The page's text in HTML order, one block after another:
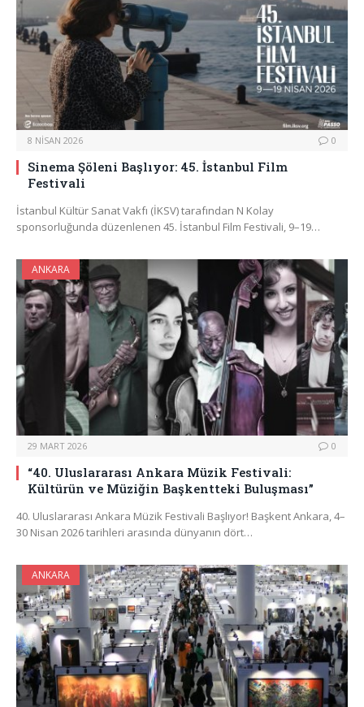
8 NISAN 2026 0
Sinema Şöleni Başlıyor: 45. İstanbul Film
Festivali
İstanbul Kültür Sanat Vakfı (İKSV) tarafından N Kolay
sponsorluğunda düzenlenen 45. İstanbul Film Festivali, 9–19…
ANKARA
29 MART 2026 0
“40. Uluslararası Ankara Müzik Festivali:
Kültürün ve Müziğin Başkentteki Buluşması”
40. Uluslararası Ankara Müzik Festivali Başlıyor! Başkent Ankara, 4–
30 Nisan 2026 tarihleri arasında dünyanın dört…
ANKARA